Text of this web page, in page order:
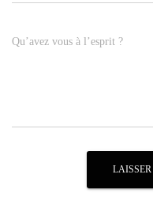
Qu’avez vous à l’esprit ?